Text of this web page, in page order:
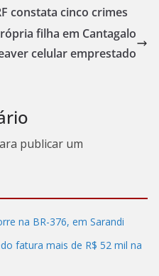
constata cinco crimes
filha em Cantagalo
celular emprestado
publicar um
na BR-376, em Sarandi
fatura mais de R$ 52 mil na